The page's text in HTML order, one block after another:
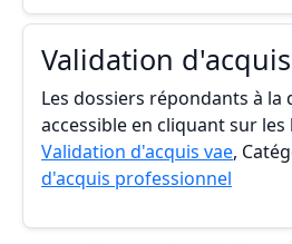
Validation
Les dossiers répondants à la
accessible en cliquant sur les
Validation d'acquis vae,
d'acquis professionnel